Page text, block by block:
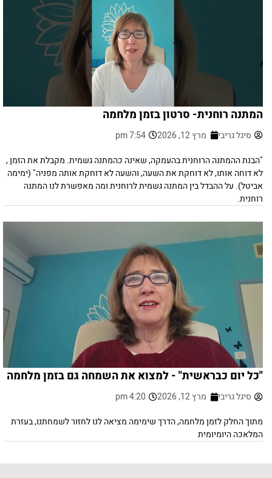
המתנה רוחנית- סרטון בזמן מלחמה
סיגל גריבי מרץ 12, 2026
7:54 pm
"הבנת ההמתנה הרוחנית בהעמקה, שאינה כהמתנה גשמית. מקבלת את הזמן ,
לא דוחה אותו, לא דוחקת את השעה, והשעה לא דוחקת אותה מפניה" (ימימה
אביטל). על ההבדל בין המתנה גשמית לרוחנית ומה מאפשרת לנו המתנה
רוחנית.
"כל יום כבראשית" - למצוא את השמחה גם בזמן מלחמה
סיגל גריבי מרץ 12, 2026
4:20 pm
מתוך החלק לזמן מלחמה, הדרך שימימה מציאה לנו לחזור לשמחתנו, בעזרת
המלאכה היומיומית